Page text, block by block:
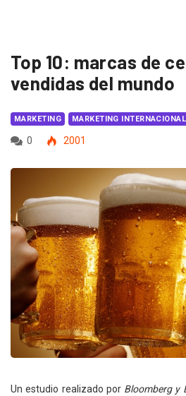
Top 10: marcas de
vendidas del mundo
MARKETING MARKETING INTERNACIONAL
0
2001
Un estudio realizado por Bloomberg y